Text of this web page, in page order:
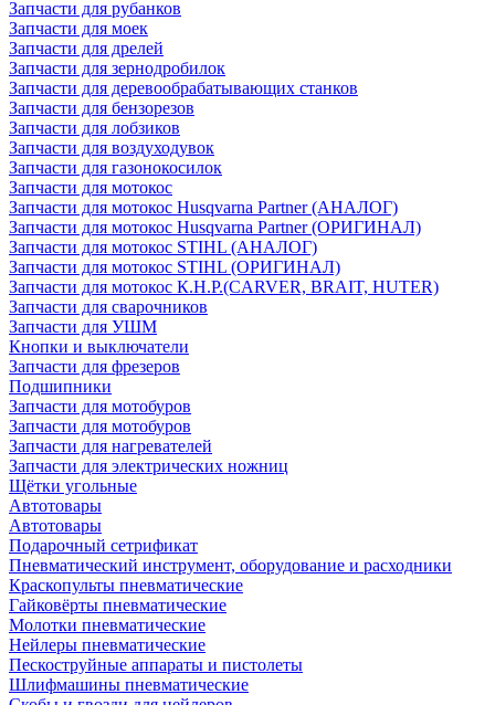
Запчасти для рубанков
Запчасти для моек
Запчасти для дрелей
Запчасти для зернодробилок
Запчасти для деревообрабатывающих станков
Запчасти для бензорезов
Запчасти для лобзиков
Запчасти для воздуходувок
Запчасти для газонокосилок
Запчасти для мотокос
Запчасти для мотокос Husqvarna Partner (АНАЛОГ)
Запчасти для мотокос Husqvarna Partner (ОРИГИНАЛ)
Запчасти для мотокос STIHL (АНАЛОГ)
Запчасти для мотокос STIHL (ОРИГИНАЛ)
Запчасти для мотокос К.Н.Р.(CARVER, BRAIT, HUTER)
Запчасти для сварочников
Запчасти для УШМ
Кнопки и выключатели
Запчасти для фрезеров
Подшипники
Запчасти для мотобуров
Запчасти для мотобуров
Запчасти для нагревателей
Запчасти для электрических ножниц
Щётки угольные
Автотовары
Автотовары
Подарочный сетрификат
Пневматический инструмент, оборудование и расходники
Краскопульты пневматические
Гайковёрты пневматические
Молотки пневматические
Нейлеры пневматические
Пескоструйные аппараты и пистолеты
Шлифмашины пневматические